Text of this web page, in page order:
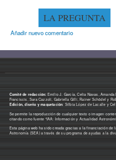
LA PREGUNTA
Añadir nuevo comentario
Comité de redacción: Emilio J. García, Celia Navas, Amanda
Franciscis, Sara Cazzoli, Gabriella Gilli, Rainer Schödel y
Edición, diseño y maquetación: Silbia López de Lacalle y
Se permite la reproducción de cualquier texto o imagen
citando como fuente "IAA: Información y Actualidad
Esta página web ha sido creada gracias a la financiación de
Astronomía (SEA) a través de su programa de ayudas a la